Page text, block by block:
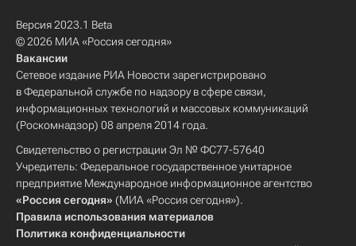
Версия 2023.1 Beta
© 2026 МИА «Россия сегодня»
Вакансии
Сетевое издание РИА Новости зарегистрировано
в Федеральной службе по надзору в сфере связи,
информационных технологий и массовых коммуникаций
(Роскомнадзор) 08 апреля 2014 года.
Свидетельство о регистрации Эл № ФС77-57640
Учредитель: Федеральное государственное унитарное
предприятие Международное информационное агентство
«Россия сегодня» (МИА «Россия сегодня»).
Правила использования материалов
Политика конфиденциальности